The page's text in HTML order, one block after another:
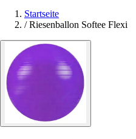
Startseite
/ Riesenballon Softee Flexi